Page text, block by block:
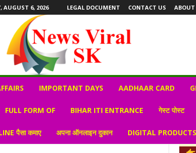
AUGUST 6, 2026 LEGAL DOCUMENT CONTACT US ABOUT
IMPORTANT DAYS AADHAAR CARD
FULL FORM OF BIHAR ITI ENTRANCE गेस्ट पोस्ट
पैसा कमाए अपना ऑनलाइन दुकान DIGITAL